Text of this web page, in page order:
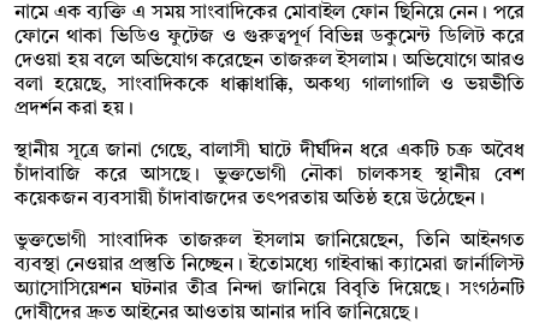
নামে এক ব্যক্তি এ সময় সাংবাদিকের মোবাইল ফোন ছিনিয়ে নেন। পরে
ফোনে থাকা ভিডিও ফুটেজ ও গুরুত্বপূর্ণ বিভিন্ন ডকুমেন্ট ডিলিট করে
দেওয়া হয় বলে অভিযোগ করেছেন তাজরুল ইসলাম। অভিযোগে আরও
বলা হয়েছে, সাংবাদিককে ধাক্কাধাক্কি, অকথ্য গালাগালি ও ভয়ভীতি
প্রদর্শন করা হয়।
স্থানীয় সূত্রে জানা গেছে, বালাসী ঘাটে দীর্ঘদিন ধরে একটি চক্র অবৈধ
চাঁদাবাজি করে আসছে। ভুক্তভোগী নৌকা চালকসহ স্থানীয় বেশ
কয়েকজন ব্যবসায়ী চাঁদাবাজদের তৎপরতায় অতিষ্ঠ হয়ে উঠেছেন।
ভুক্তভোগী সাংবাদিক তাজরুল ইসলাম জানিয়েছেন, তিনি আইনগত
ব্যবস্থা নেওয়ার প্রস্তুতি নিচ্ছেন। ইতোমধ্যে গাইবান্ধা ক্যামেরা জার্নালিস্ট
অ্যাসোসিয়েশন ঘটনার তীব্র নিন্দা জানিয়ে বিবৃতি দিয়েছে। সংগঠনটি
দোষীদের দ্রুত আইনের আওতায় আনার দাবি জানিয়েছে।